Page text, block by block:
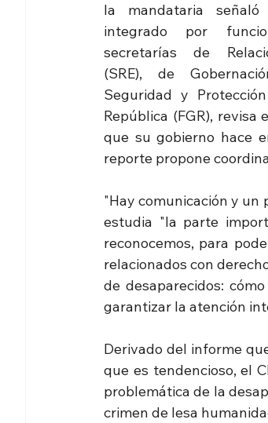
la mandataria
integrado por
secretarías de
(SRE), de
Seguridad y
República (FGR),
que su gobierno hace
reporte propone
"Hay comunicación y un
estudia "la parte
reconocemos, para
relacionados con
de desaparecidos:
garantizar la atención
Derivado del informe
que es tendencioso, el
problemática de la
crimen de lesa